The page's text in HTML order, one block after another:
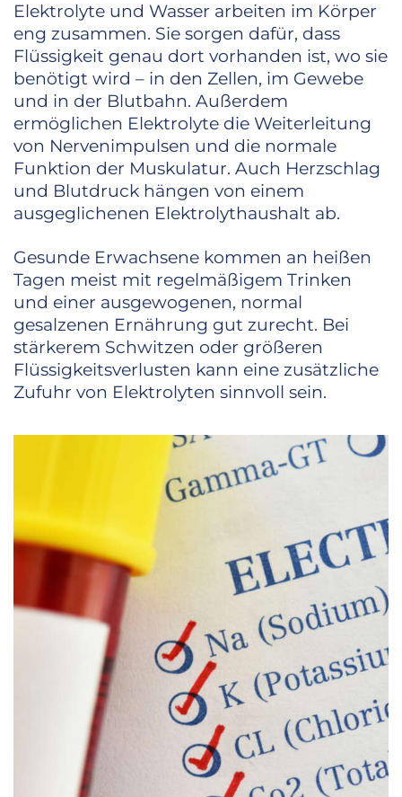
Elektrolyte und Wasser arbeiten im Körper
eng zusammen. Sie sorgen dafür, dass
Flüssigkeit genau dort vorhanden ist, wo sie
benötigt wird – in den Zellen, im Gewebe
und in der Blutbahn. Außerdem
ermöglichen Elektrolyte die Weiterleitung
von Nervenimpulsen und die normale
Funktion der Muskulatur. Auch Herzschlag
und Blutdruck hängen von einem
ausgeglichenen Elektrolythaushalt ab.
Gesunde Erwachsene kommen an heißen
Tagen meist mit regelmäßigem Trinken
und einer ausgewogenen, normal
gesalzenen Ernährung gut zurecht. Bei
stärkerem Schwitzen oder größeren
Flüssigkeitsverlusten kann eine zusätzliche
Zufuhr von Elektrolyten sinnvoll sein.